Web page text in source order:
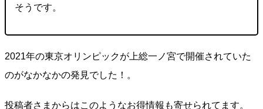
そうです。
2021年の東京オリンピックが上総一ノ宮で開催されていた
のがなかなかの発見でした！。
投稿者さまからはこのようなお得情報も寄せられてます。